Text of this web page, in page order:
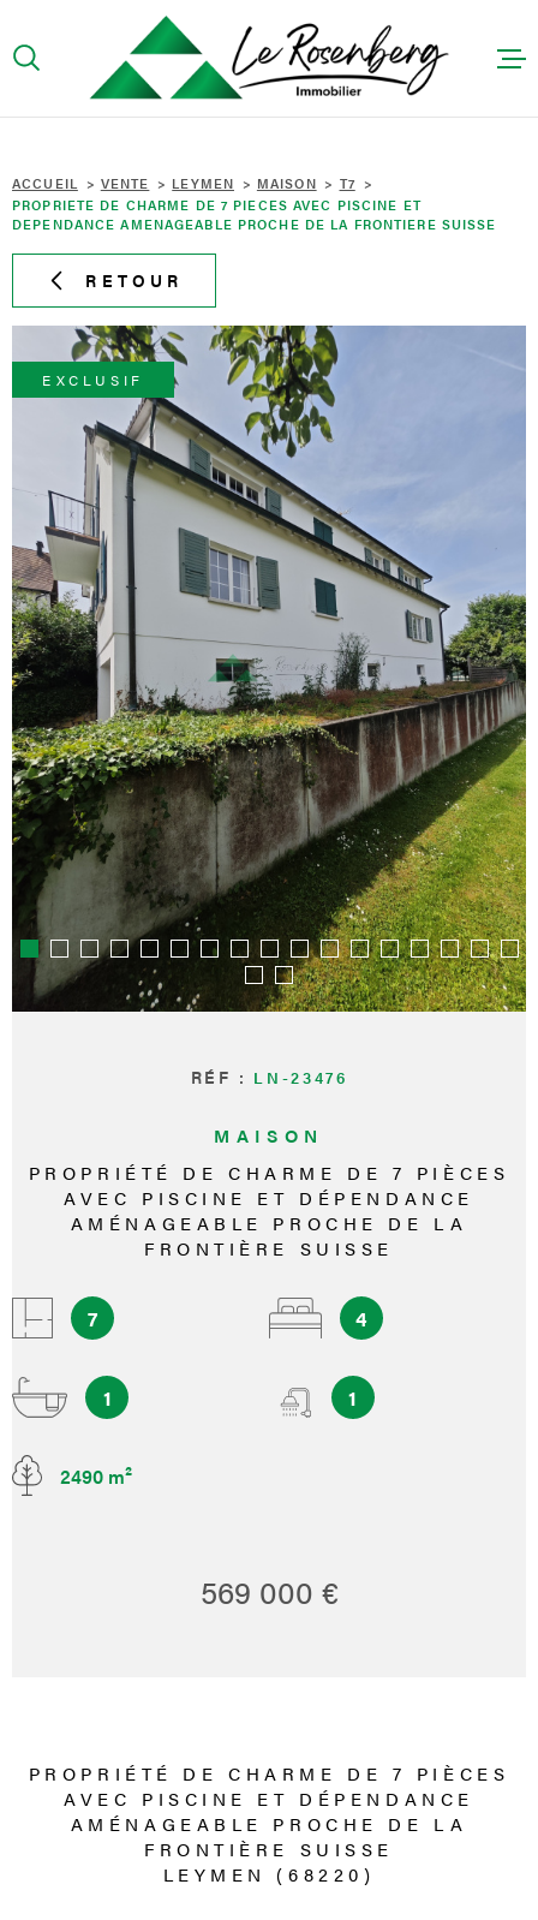
lamenu
contenu
ACCUEIL VENTE LEYMEN MAISON
T7
PROPRIETE DE CHARME DE 7 PIECES AVEC PISCINE ET
DEPENDANCE AMENAGEABLE PROCHE DE LA FRONTIERE SUISSE
RETOUR
EXCLUSIF
RÉF : LN-23476
MAISON
PROPRIÉTÉ DE CHARME DE 7 PIÈCES
AVEC PISCINE ET DÉPENDANCE
AMÉNAGEABLE PROCHE DE LA
FRONTIÈRE SUISSE
7 4
1 1
2490 m²
569 000 €
PROPRIÉTÉ DE CHARME DE 7 PIÈCES
AVEC PISCINE ET DÉPENDANCE
AMÉNAGEABLE PROCHE DE LA
FRONTIÈRE SUISSE
LEYMEN (68220)